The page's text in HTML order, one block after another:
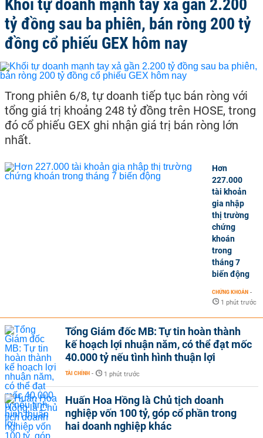
Khối tự doanh mạnh tay xả gần 2.200
tỷ đồng sau ba phiên, bán ròng 200 tỷ
đồng cổ phiếu GEX hôm nay
Trong phiên 6/8, tự doanh tiếp tục bán ròng với
tổng giá trị khoảng 248 tỷ đồng trên HOSE, trong
đó cổ phiếu GEX ghi nhận giá trị bán ròng lớn
nhất.
Hơn
227.000
tài khoản
gia nhập
thị trường
chứng
khoán
trong
tháng 7
biến động
CHỨNG KHOÁN -
1 phút trước
Tổng Giám đốc MB: Tự tin hoàn thành
kế hoạch lợi nhuận năm, có thể đạt mốc
40.000 tỷ nếu tình hình thuận lợi
TÀI CHÍNH - 1 phút trước
Huấn Hoa Hồng là Chủ tịch doanh
nghiệp vốn 100 tỷ, góp cổ phần trong
hai doanh nghiệp khác